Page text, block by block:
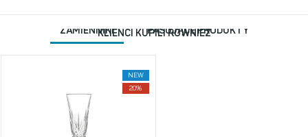
ZAMIENNIKI PASUJĄCE PRODUKTY
KLIENCI KUPILI RÓWNIEŻ
NEW
20%